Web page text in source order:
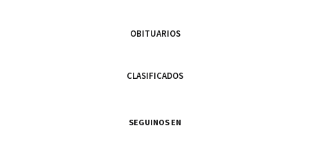
OBITUARIOS
CLASIFICADOS
SEGUINOS EN